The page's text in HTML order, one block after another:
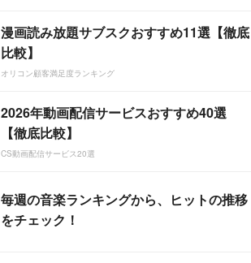
漫画読み放題サブスクおすすめ11選【徹底
比較】
オリコン顧客満足度ランキング
2026年動画配信サービスおすすめ40選
【徹底比較】
CS動画配信サービス20選
毎週の音楽ランキングから、ヒットの推移
をチェック！